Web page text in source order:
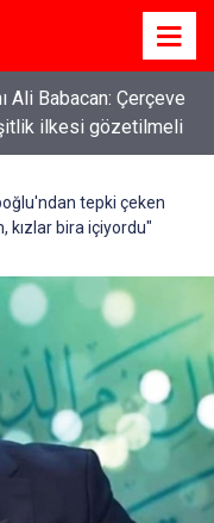
Ali Babacan: Çerçeve
ilkesi gözetilmeli
tepki çeken
kızlar bira içiyordu"